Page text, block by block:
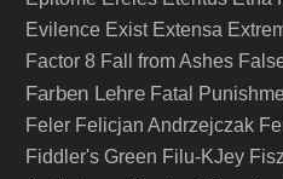
Evilence Exist Extensa
Factor 8 Fall from Ashes
Farben Lehre Fatal
Feler Felicjan Andrzejczak
Fiddler's Green Filu-KJey